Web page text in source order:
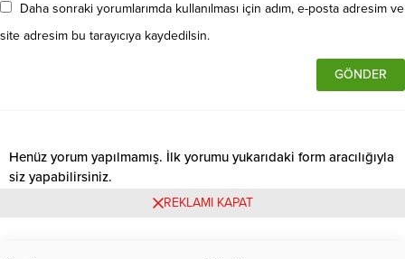
Daha sonraki yorumlarımda kullanılması için adım, e-posta adresim ve
site adresim bu tarayıcıya kaydedilsin.
Henüz yorum yapılmamış. İlk yorumu yukarıdaki form aracılığıyla
siz yapabilirsiniz.
REKLAMI KAPAT